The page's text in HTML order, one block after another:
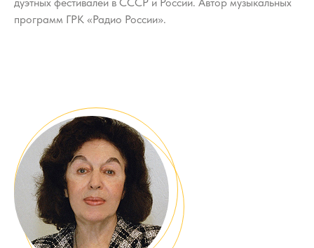
программ ГРК «Радио России».